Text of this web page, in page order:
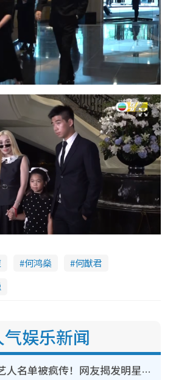
何鸿燊
何猷君
娱乐新闻
8大最没礼貌艺人名单被疯传！网友揭发明星真面目，一致数落这一位是无品天花板？